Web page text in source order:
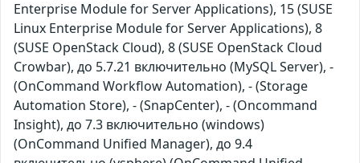
Enterprise Module for Server Applications), 15 (SUSE
Linux Enterprise Module for Server Applications), 8
(SUSE OpenStack Cloud), 8 (SUSE OpenStack Cloud
Crowbar), до 5.7.21 включительно (MySQL Server), -
(OnCommand Workflow Automation), - (Storage
Automation Store), - (SnapCenter), - (Oncommand
Insight), до 7.3 включительно (windows)
(OnCommand Unified Manager), до 9.4